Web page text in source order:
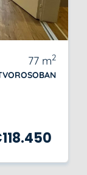
77 m2
118.450